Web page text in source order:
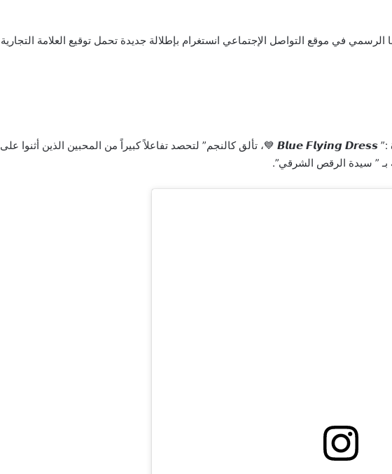
في موقع التواصل الإجتماعي انستغرام بإطلالة جديدة تحمل توقيع العلامة التجارية
هذا و أرفقت جانين الفيديو بعبارة :” 𝘽𝙡𝙪𝙚 𝙁𝙡𝙮𝙞𝙣𝙜 𝘿𝙧𝙚𝙨𝙨 💙، تألق كالنجم” لتحصد تفاعلاً كبيراً من المحبين الذين أثنوا على
بـ ” سيدة الرقص الشرقي”.